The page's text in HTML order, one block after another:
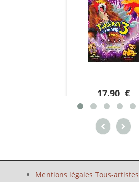
17.90 €
Mentions légales Tous-artistes